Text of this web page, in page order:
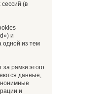
(в
и
одной из тем
рамки этого
данные,
и